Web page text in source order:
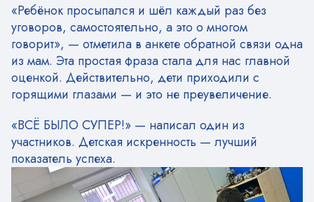
«Ребёнок просыпался и шёл каждый раз без
уговоров, самостоятельно, а это о многом
говорит», — отметила в анкете обратной связи одна
из мам. Эта простая фраза стала для нас главной
оценкой. Действительно, дети приходили с
горящими глазами — и это не преувеличение.
«ВСЁ БЫЛО СУПЕР!» — написал один из
участников. Детская искренность — лучший
показатель успеха.